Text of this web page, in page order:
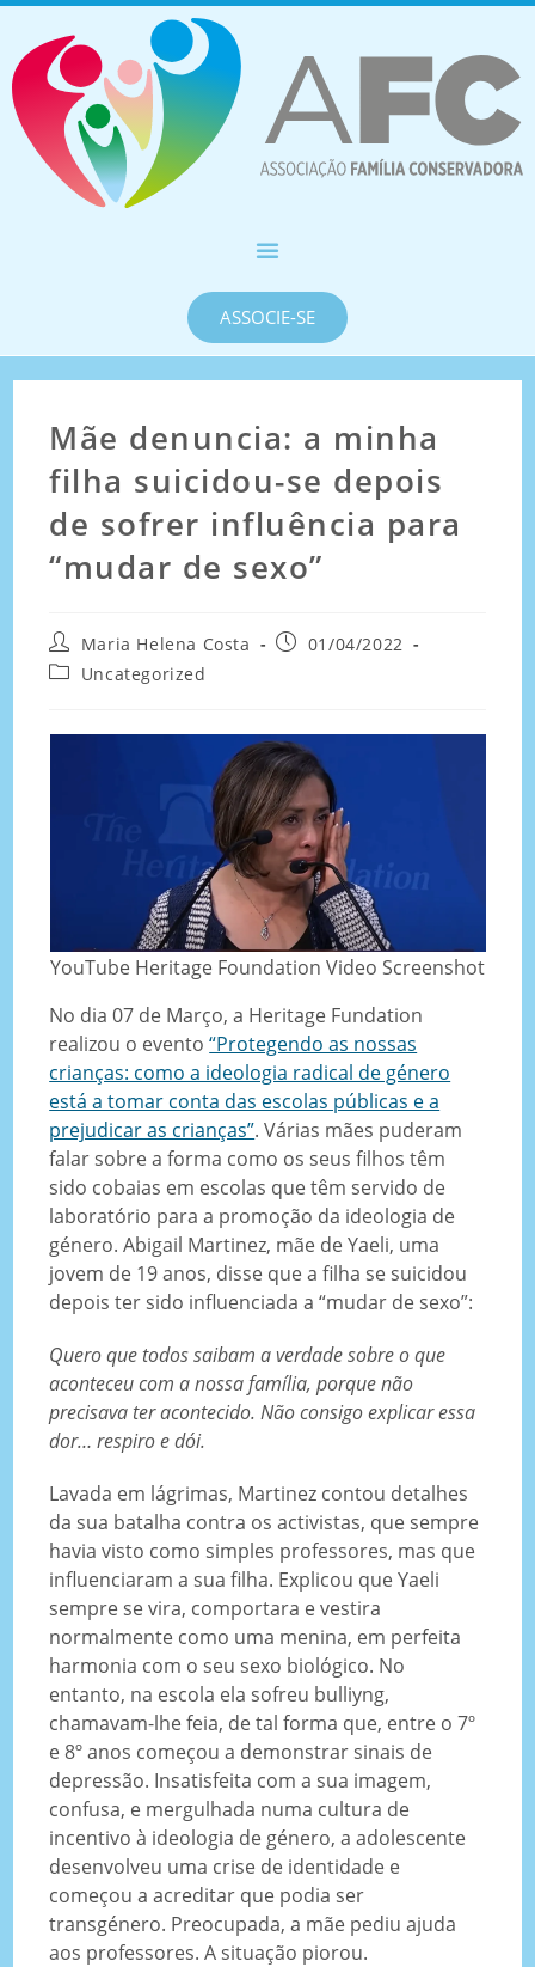
ASSOCIE-SE
Mãe denuncia: a minha
filha suicidou-se depois
de sofrer influência para
“mudar de sexo”
Maria Helena Costa
01/04/2022
Uncategorized
YouTube Heritage Foundation Video Screenshot
No dia 07 de Março, a Heritage Fundation
realizou o evento“Protegendo as nossas
crianças: como a ideologia radical de género
está a tomar conta das escolas públicas e a
prejudicar as crianças”. Várias mães puderam
falar sobre a forma como os seus filhos têm
sido cobaias em escolas que têm servido de
laboratório para a promoção da ideologia de
género. Abigail Martinez, mãe de Yaeli, uma
jovem de 19 anos, disse que a filha se suicidou
depois ter sido influenciada a “mudar de sexo”:
Quero que todos saibam a verdade sobre o que
aconteceu com a nossa família, porque não
precisava ter acontecido. Não consigo explicar essa
dor… respiro e dói.
Lavada em lágrimas, Martinez contou detalhes
da sua batalha contra os activistas, que sempre
havia visto como simples professores, mas que
influenciaram a sua filha. Explicou que Yaeli
sempre se vira, comportara e vestira
normalmente como uma menina, em perfeita
harmonia com o seu sexo biológico. No
entanto, na escola ela sofreu bulliyng,
chamavam-lhe feia, de tal forma que, entre o 7º
e 8º anos começou a demonstrar sinais de
depressão. Insatisfeita com a sua imagem,
confusa, e mergulhada numa cultura de
incentivo à ideologia de género, a adolescente
desenvolveu uma crise de identidade e
começou a acreditar que podia ser
transgénero. Preocupada, a mãe pediu ajuda
aos professores. A situação piorou.